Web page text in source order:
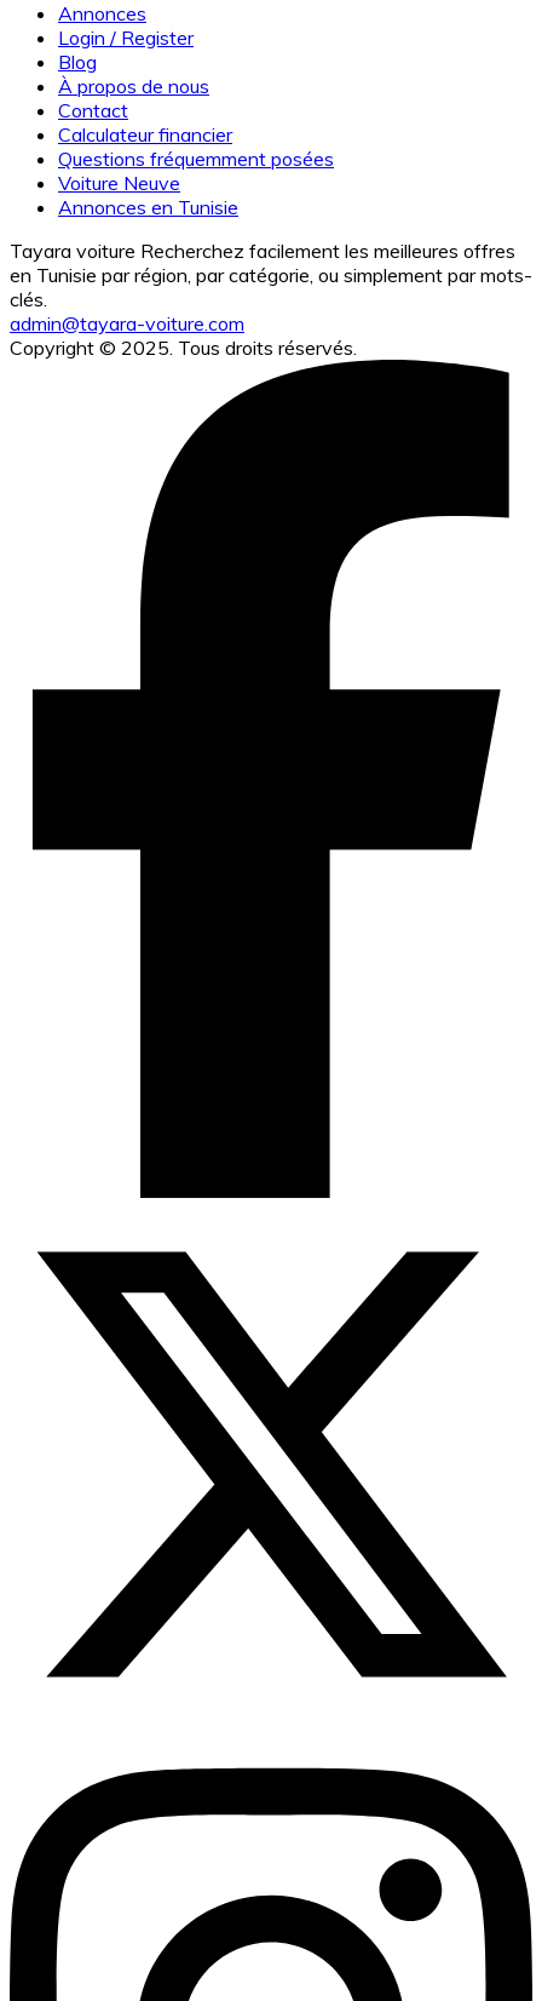
Annonces
Login / Register
Blog
À propos de nous
Contact
Calculateur financier
Questions fréquemment posées
Voiture Neuve
Annonces en Tunisie
Tayara voiture Recherchez facilement les meilleures offres
en Tunisie par région, par catégorie, ou simplement par mots-
clés.
admin@tayara-voiture.com
Copyright © 2025. Tous droits réservés.